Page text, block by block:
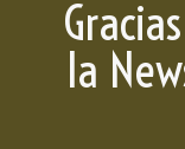
la